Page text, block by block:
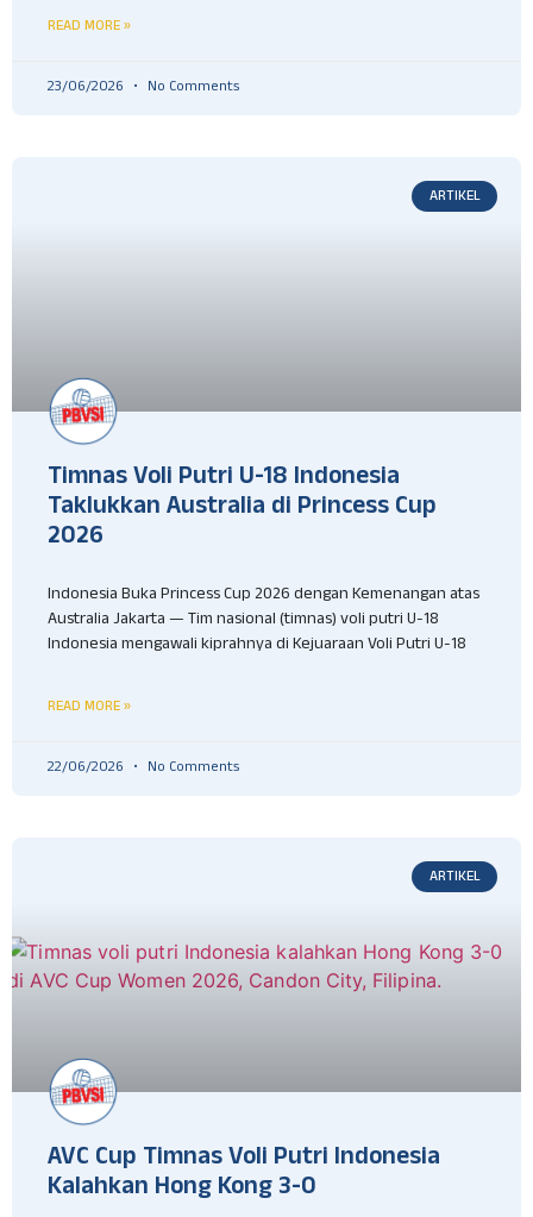
READ MORE »
23/06/2026 No Comments
ARTIKEL
Timnas Voli Putri U-18 Indonesia
Taklukkan Australia di Princess Cup
2026
Indonesia Buka Princess Cup 2026 dengan Kemenangan atas
Australia Jakarta — Tim nasional (timnas) voli putri U-18
Indonesia mengawali kiprahnya di Kejuaraan Voli Putri U-18
READ MORE »
22/06/2026 No Comments
ARTIKEL
AVC Cup Timnas Voli Putri Indonesia
Kalahkan Hong Kong 3-0